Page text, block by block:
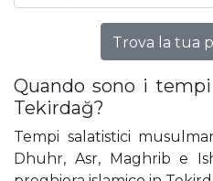
Trova la tua
Quando sono i
Tekirdağ?
Tempi salatistici
Dhuhr, Asr, Maghrib e